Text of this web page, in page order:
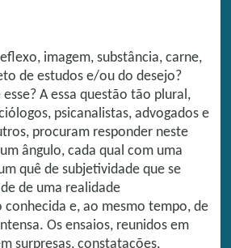
imagem, substância, carne,
de estudos e/ou do desejo?
A essa questão tão plural,
psicanalistas, advogados e
procuram responder neste
ângulo, cada qual com uma
quê de subjetividade que se
de uma realidade
e, ao mesmo tempo, de
Os ensaios, reunidos em
surpresas, constatações,